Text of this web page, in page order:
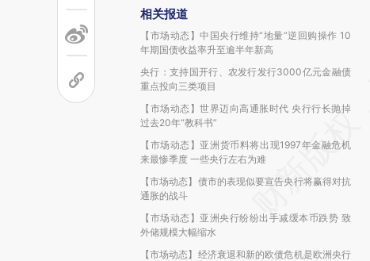
相关报道
【市场动态】中国央行维持“地量”逆回购操作 10
年期国债收益率升至逾半年新高
央行：支持国开行、农发行发行3000亿元金融债
重点投向三类项目
【市场动态】世界迈向高通胀时代 央行行长抛掉
过去20年“教科书”
【市场动态】亚洲货币料将出现1997年金融危机
来最惨季度 一些央行左右为难
【市场动态】债市的表现似要宣告央行将赢得对抗
通胀的战斗
【市场动态】亚洲央行纷纷出手减缓本币跌势 致
外储规模大幅缩水
【市场动态】经济衰退和新的欧债危机是欧洲央行